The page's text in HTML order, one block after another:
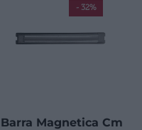
Barra Magnetica Cm
- 32%